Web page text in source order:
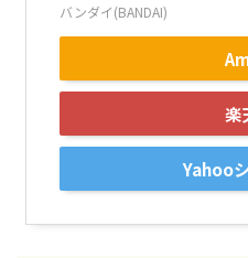
バンダイ(BANDAI)
楽
Yahoo